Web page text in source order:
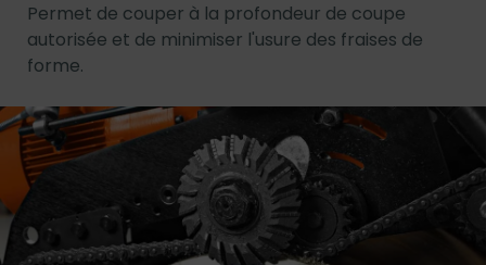
Permet de couper à la profondeur de coupe
autorisée et de minimiser l'usure des fraises de
forme.